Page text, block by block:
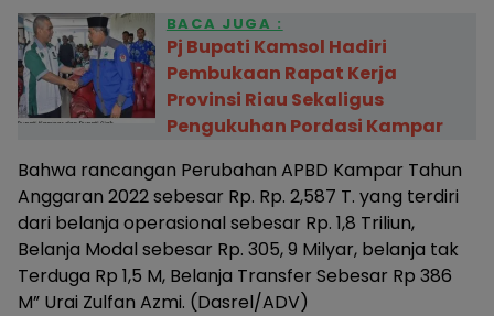
BACA JUGA :
Pj Bupati Kamsol Hadiri
Pembukaan Rapat Kerja
Provinsi Riau Sekaligus
Pengukuhan Pordasi Kampar
Bahwa rancangan Perubahan APBD Kampar Tahun
Anggaran 2022 sebesar Rp. Rp. 2,587 T. yang terdiri
dari belanja operasional sebesar Rp. 1,8 Triliun,
Belanja Modal sebesar Rp. 305, 9 Milyar, belanja tak
Terduga Rp 1,5 M, Belanja Transfer Sebesar Rp 386
M” Urai Zulfan Azmi. (Dasrel/ADV)